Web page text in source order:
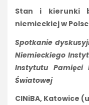
Stan i kierunki
niemieckiej w
Spotkanie
Niemieckiego
Instytutu Pamięci
Światowej
CINiBA, Katowice